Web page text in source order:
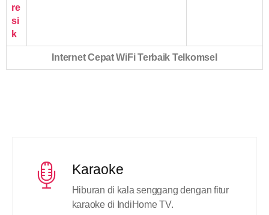
re
si
k
Internet Cepat WiFi Terbaik Telkomsel
Karaoke
Hiburan di kala senggang dengan fitur
karaoke di IndiHome TV.